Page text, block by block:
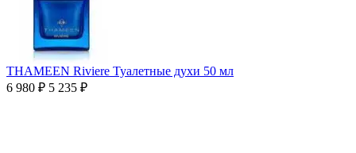
THAMEEN Riviere Туалетные духи 50 мл
6 980 ₽ 5 235 ₽